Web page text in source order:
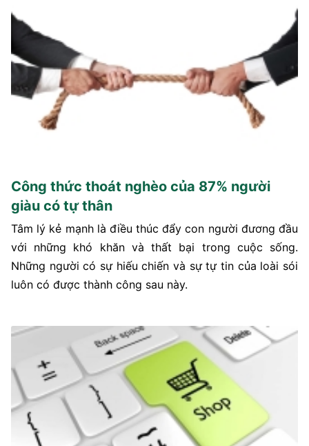
Công thức thoát nghèo của 87% người
giàu có tự thân
Tâm lý kẻ mạnh là điều thúc đẩy con người đương đầu
với những khó khăn và thất bại trong cuộc sống.
Những người có sự hiếu chiến và sự tự tin của loài sói
luôn có được thành công sau này.